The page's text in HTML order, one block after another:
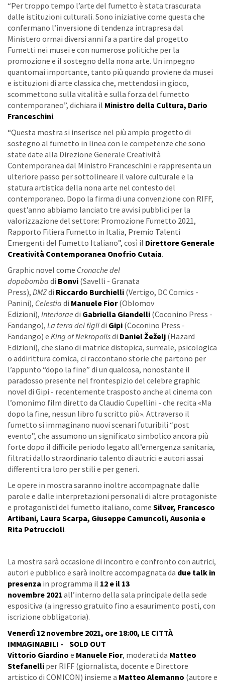
“Per troppo tempo l’arte del fumetto è stata trascurata
dalle istituzioni culturali. Sono iniziative come questa che
confermano l’inversione di tendenza intrapresa dal
Ministero ormai diversi anni fa a partire dal progetto
Fumetti nei musei e con numerose politiche per la
promozione e il sostegno della nona arte. Un impegno
quantomai importante, tanto più quando proviene da musei
e istituzioni di arte classica che, mettendosi in gioco,
scommettono sulla vitalità e sulla forza del fumetto
contemporaneo”, dichiara il Ministro della Cultura, Dario
Franceschini.
“Questa mostra si inserisce nel più ampio progetto di
sostegno al fumetto in linea con le competenze che sono
state date alla Direzione Generale Creatività
Contemporanea dal Ministro Franceschini e rappresenta un
ulteriore passo per sottolineare il valore culturale e la
statura artistica della nona arte nel contesto del
contemporaneo. Dopo la firma di una convenzione con RIFF,
quest’anno abbiamo lanciato tre avvisi pubblici per la
valorizzazione del settore: Promozione Fumetto 2021,
Rapporto Filiera Fumetto in Italia, Premio Talenti
Emergenti del Fumetto Italiano”, così il Direttore Generale
Creatività Contemporanea Onofrio Cutaia.
Graphic novel come Cronache del
dopobomba di Bonvi (Savelli - Granata
Press), DMZdi Riccardo Burchielli (Vertigo, DC Comics -
Panini), Celestia di Manuele Fior(Oblomov
Edizioni), Interiorae di Gabriella Giandelli (Coconino Press -
Fandango), La terra dei figlidi Gipi (Coconino Press -
Fandango) e King of Nekropolisdi Daniel Žeželj (Hazard
Edizioni), che siano di matrice distopica, surreale, psicologica
o addirittura comica, ci raccontano storie che partono per
l’appunto “dopo la fine” di un qualcosa, nonostante il
paradosso presente nel frontespizio del celebre graphic
novel di Gipi - recentemente trasposto anche al cinema con
l’omonimo film diretto da Claudio Cupellini - che recita «Ma
dopo la fine, nessun libro fu scritto più». Attraverso il
fumetto si immaginano nuovi scenari futuribili “post
evento”, che assumono un significato simbolico ancora più
forte dopo il difficile periodo legato all’emergenza sanitaria,
filtrati dallo straordinario talento di autrici e autori assai
differenti tra loro per stili e per generi.
Le opere in mostra saranno inoltre accompagnate dalle
parole e dalle interpretazioni personali di altre protagoniste
e protagonisti del fumetto italiano, come Silver, Francesco
Artibani, Laura Scarpa, Giuseppe Camuncoli, Ausonia e
Rita Petruccioli.
La mostra sarà occasione di incontro e confronto con autrici,
autori e pubblico e sarà inoltre accompagnata da due talk in
presenza in programma il 12 e il 13
novembre 2021 all’interno della sala principale della sede
espositiva (a ingresso gratuito fino a esaurimento posti, con
iscrizione obbligatoria).
Venerdì 12 novembre 2021, ore 18:00, LE CITTÀ
IMMAGINABILI - SOLD OUT
Vittorio Giardino e Manuele Fior, moderati da Matteo
Stefanelli per RIFF (giornalista, docente e Direttore
artistico di COMICON) insieme a Matteo Alemanno (autore e